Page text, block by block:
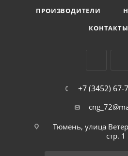
ПРОИЗВОДИТЕЛИ
КОНТАКТЫ
+7 (3452) 67-
Тюмень, улица
стр. 1